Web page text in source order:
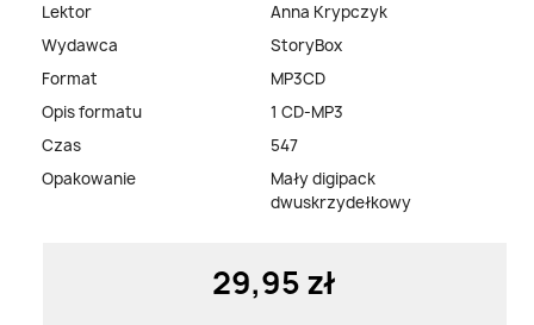
Lektor
Anna Krypczyk
Wydawca
StoryBox
Format
MP3CD
Opis formatu
1 CD-MP3
Czas
547
Opakowanie
Mały digipack
dwuskrzydełkowy
29,95 zł